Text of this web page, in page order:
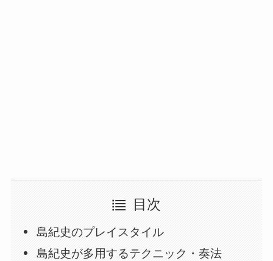
目次
島紀史のプレイスタイル
島紀史が多用するテクニック・奏法